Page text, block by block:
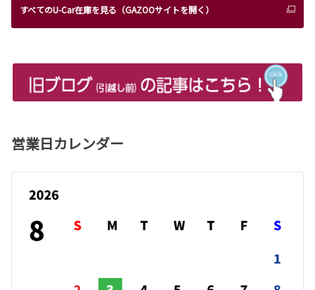
すべてのU-Car在庫を見る（GAZOOサイトを開く）
営業日カレンダー